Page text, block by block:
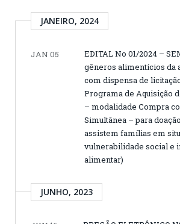
JANEIRO, 2024
JAN 05
EDITAL No 01/2024 –
gêneros alimentícios da
com dispensa de
Programa de Aquisição
– modalidade Compra
Simultânea – para
assistem famílias em
vulnerabilidade social e
alimentar)
JUNHO, 2023